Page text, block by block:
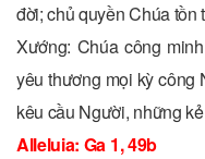
đời; chủ quyền Chúa tồn
Xướng: Chúa công
yêu thương mọi kỳ công
kêu cầu Người, những
Alleluia: Ga 1, 49b